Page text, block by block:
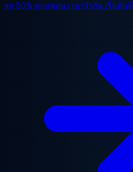
ลด 50% ทุกแพลน เวลาจำกัด เริ่มต้นที่